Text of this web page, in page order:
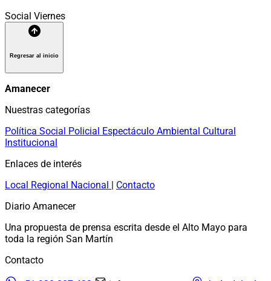
Social Viernes
Regresar al inicio
Amanecer
Nuestras categorías
Política Social Policial Espectáculo Ambiental Cultural
Institucional
Enlaces de interés
Local Regional Nacional | Contacto
Diario Amanecer
Una propuesta de prensa escrita desde el Alto Mayo para
toda la región San Martín
Contacto